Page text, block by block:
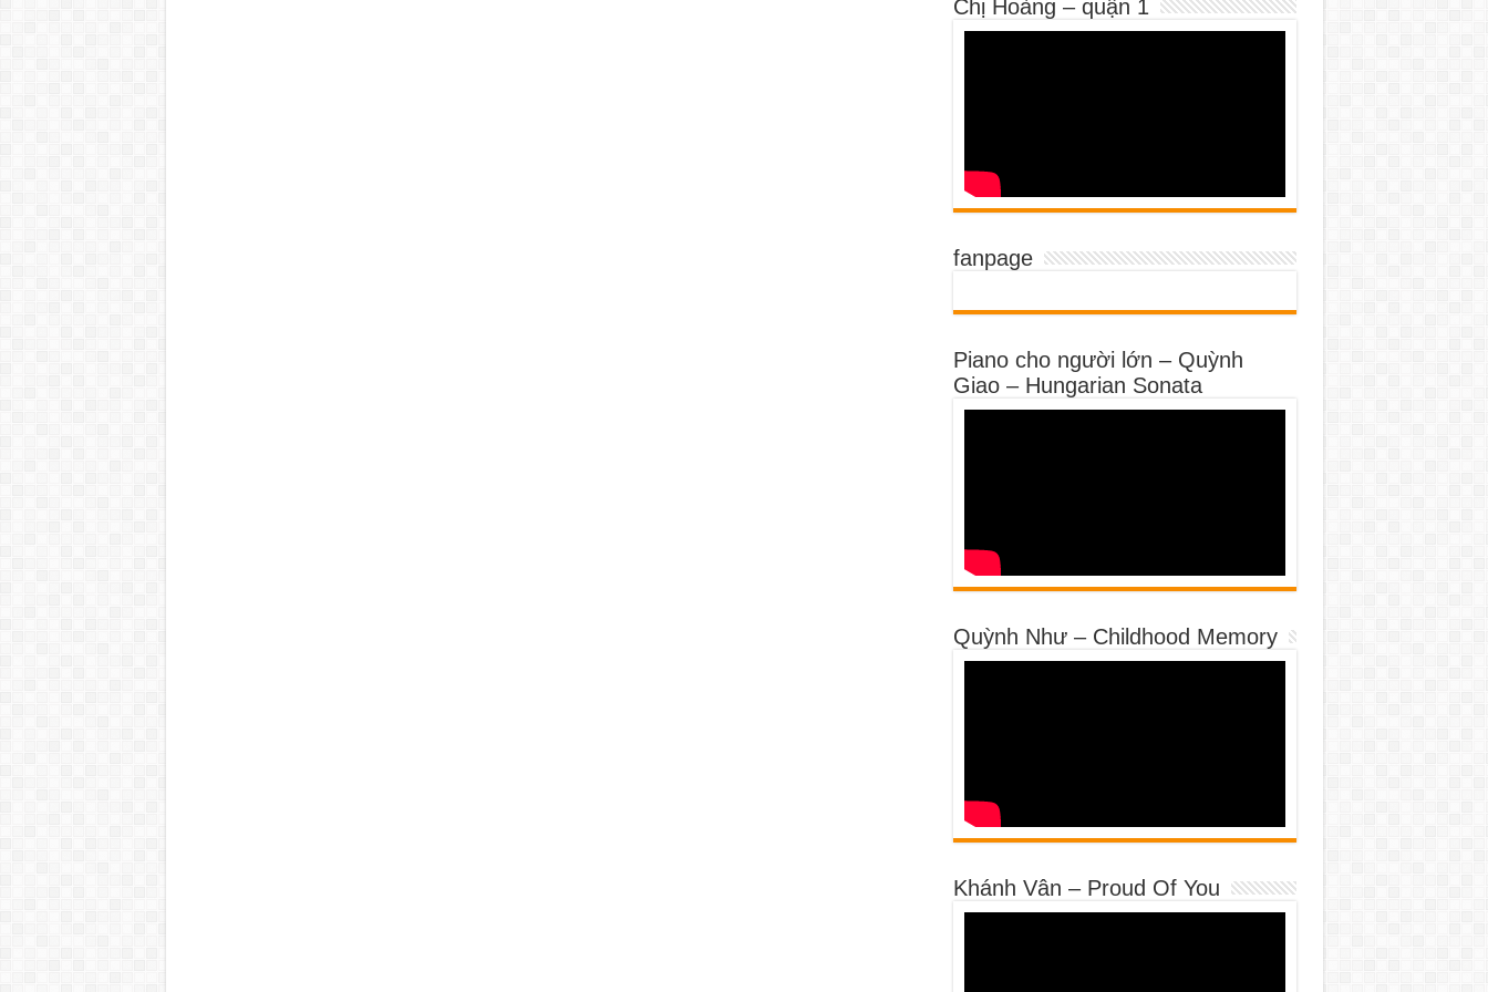
Chị Hoàng – quận 1
fanpage
Piano cho người lớn – Quỳnh
Giao – Hungarian Sonata
Quỳnh Như – Childhood Memory
Khánh Vân – Proud Of You